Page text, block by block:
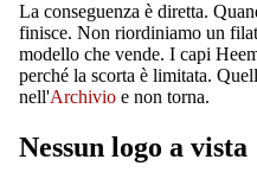
La conseguenza è diretta.
finisce. Non riordiniamo un
modello che vende. I capi
perché la scorta è limitata.
nell'Archivio e non torna.
Nessun logo a vista